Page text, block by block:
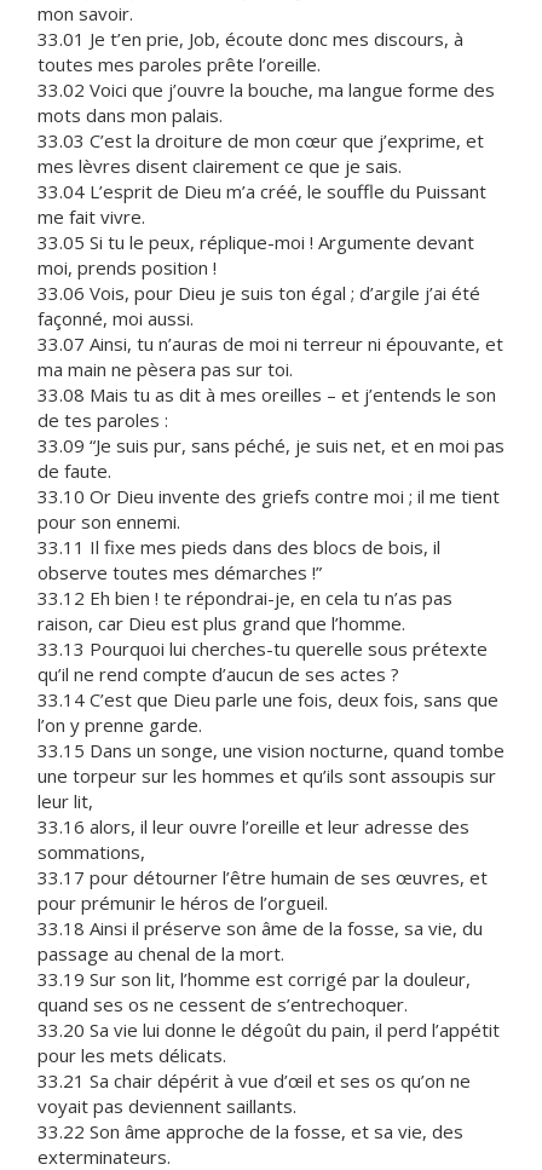
mon savoir.
33.01 Je t’en prie, Job, écoute donc mes discours, à
toutes mes paroles prête l’oreille.
33.02 Voici que j’ouvre la bouche, ma langue forme des
mots dans mon palais.
33.03 C’est la droiture de mon cœur que j’exprime, et
mes lèvres disent clairement ce que je sais.
33.04 L’esprit de Dieu m’a créé, le souffle du Puissant
me fait vivre.
33.05 Si tu le peux, réplique-moi ! Argumente devant
moi, prends position !
33.06 Vois, pour Dieu je suis ton égal ; d’argile j’ai été
façonné, moi aussi.
33.07 Ainsi, tu n’auras de moi ni terreur ni épouvante, et
ma main ne pèsera pas sur toi.
33.08 Mais tu as dit à mes oreilles – et j’entends le son
de tes paroles :
33.09 “Je suis pur, sans péché, je suis net, et en moi pas
de faute.
33.10 Or Dieu invente des griefs contre moi ; il me tient
pour son ennemi.
33.11 Il fixe mes pieds dans des blocs de bois, il
observe toutes mes démarches !”
33.12 Eh bien ! te répondrai-je, en cela tu n’as pas
raison, car Dieu est plus grand que l’homme.
33.13 Pourquoi lui cherches-tu querelle sous prétexte
qu’il ne rend compte d’aucun de ses actes ?
33.14 C’est que Dieu parle une fois, deux fois, sans que
l’on y prenne garde.
33.15 Dans un songe, une vision nocturne, quand tombe
une torpeur sur les hommes et qu’ils sont assoupis sur
leur lit,
33.16 alors, il leur ouvre l’oreille et leur adresse des
sommations,
33.17 pour détourner l’être humain de ses œuvres, et
pour prémunir le héros de l’orgueil.
33.18 Ainsi il préserve son âme de la fosse, sa vie, du
passage au chenal de la mort.
33.19 Sur son lit, l’homme est corrigé par la douleur,
quand ses os ne cessent de s’entrechoquer.
33.20 Sa vie lui donne le dégoût du pain, il perd l’appétit
pour les mets délicats.
33.21 Sa chair dépérit à vue d’œil et ses os qu’on ne
voyait pas deviennent saillants.
33.22 Son âme approche de la fosse, et sa vie, des
exterminateurs.